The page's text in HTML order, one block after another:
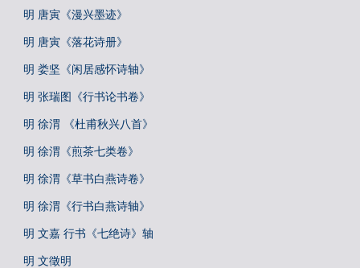
明 唐寅《漫兴墨迹》
明 唐寅《落花诗册》
明 娄坚《闲居感怀诗轴》
明 张瑞图《行书论书卷》
明 徐渭 《杜甫秋兴八首》
明 徐渭《煎茶七类卷》
明 徐渭《草书白燕诗卷》
明 徐渭《行书白燕诗轴》
明 文嘉 行书《七绝诗》轴
明 文徵明